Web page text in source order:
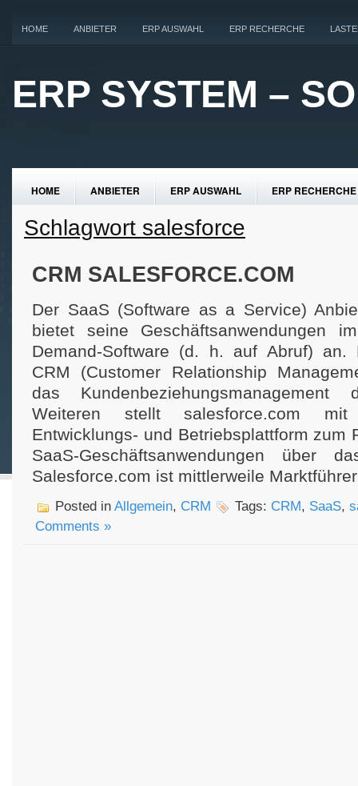
HOME ANBIETER ERP AUSWAHL ERP RECHERCHE
ERP SYSTEM –
HOME ANBIETER ERP AUSWAHL ERP RECHERCHE
Schlagwort salesforce
CRM SALESFORCE.COM
Der SaaS (Software as a Service)
bietet seine Geschäftsanwendungen
Demand-Software (d. h. auf Abruf) an.
CRM (Customer Relationship
das Kundenbeziehungsmanagement
Weiteren stellt salesforce.com
Entwicklungs- und Betriebsplattform zum
SaaS-Geschäftsanwendungen über
Salesforce.com ist mittlerweile
Posted in Allgemein, CRM Tags: CRM, SaaS,
Comments »